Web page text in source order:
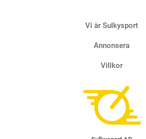
Vi är Sulkysport
Annonsera
Villkor